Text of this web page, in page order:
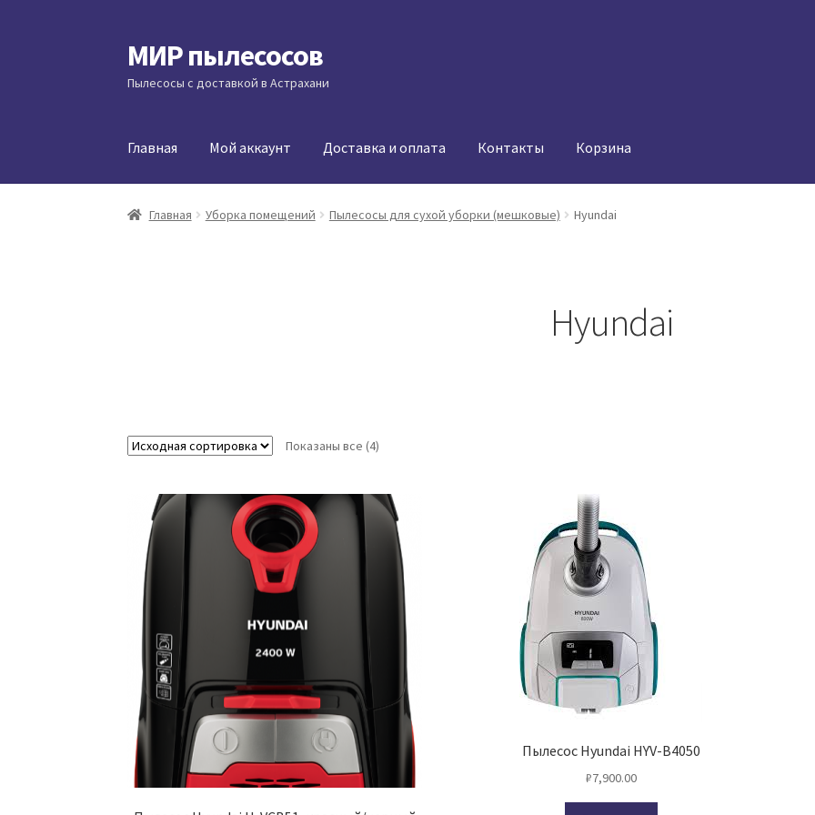
Перейти
к
навигации
Перейти
к
содержимому
МИР пылесосов
Пылесосы с доставкой в Астрахани
Главная Мой аккаунт Доставка и оплата Контакты Корзина
Главная Уборка помещений Пылесосы для сухой уборки (мешковые) Hyundai
Hyundai
Показаны все (4)
Пылесос Hyundai HYV-B4050
₽7,900.00